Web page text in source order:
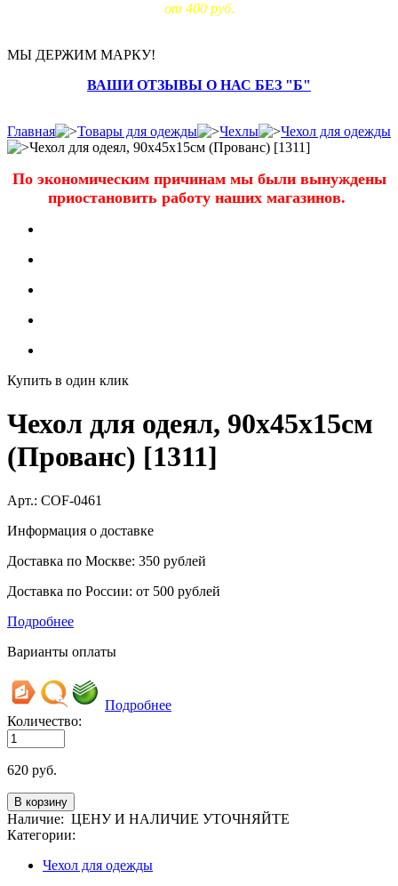
от 400 руб.
МЫ ДЕРЖИМ МАРКУ!
ВАШИ ОТЗЫВЫ О НАС БЕЗ "Б"
Главная Товары для одежды Чехлы
Чехол для одежды
Чехол для одеял, 90х45х15см (Прованс) [1311]
По экономическим причинам мы были вынуждены
приостановить работу наших магазинов.
Купить в один клик
Чехол для одеял, 90х45х15см
(Прованс) [1311]
Арт.: COF-0461
Информация о доставке
Доставка по Москве: 350 рублей
Доставка по России: от 500 рублей
Подробнее
Варианты оплаты
Подробнее
Количество:
620 руб.
Наличие: ЦЕНУ И НАЛИЧИЕ УТОЧНЯЙТЕ
Категории:
Чехол для одежды